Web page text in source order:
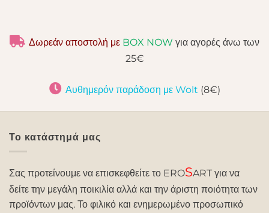
Δωρεάν αποστολή με BOX NOW για αγορές άνω των
25€
Αυθημερόν παράδοση με Wolt (8€)
Το κατάστημά μας
Σας προτείνουμε να επισκεφθείτε το EROSART για να
δείτε την μεγάλη ποικιλία αλλά και την άριστη ποιότητα των
προϊόντων μας. Το φιλικό και ενημερωμένο προσωπικό